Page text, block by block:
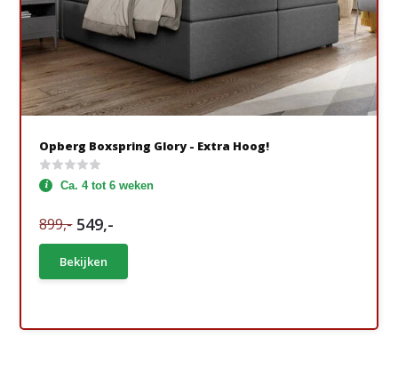
Opberg Boxspring Glory - Extra Hoog!
Ca. 4 tot 6 weken
899,- 549,-
Bekijken